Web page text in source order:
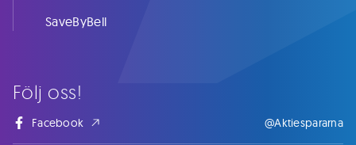
Följ oss!
Facebook @Aktiespararna
SaveByBell